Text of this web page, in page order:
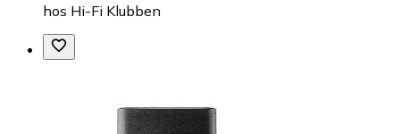
hos Hi-Fi Klubben